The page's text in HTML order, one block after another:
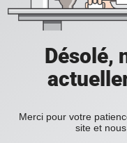
Désolé,
Merci pour votre
site et